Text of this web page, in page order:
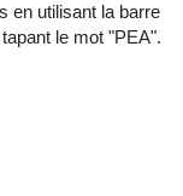
en utilisant la barre
le mot "PEA".